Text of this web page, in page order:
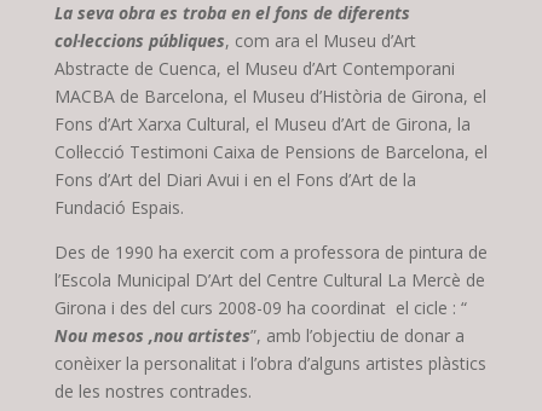
La seva obra es troba en el fons de diferents
col·leccions públiques, com ara el Museu d’Art
Abstracte de Cuenca, el Museu d’Art Contemporani
MACBA de Barcelona, el Museu d’Història de Girona, el
Fons d’Art Xarxa Cultural, el Museu d’Art de Girona, la
Col·lecció Testimoni Caixa de Pensions de Barcelona, el
Fons d’Art del Diari Avui i en el Fons d’Art de la
Fundació Espais.
Des de 1990 ha exercit com a professora de pintura de
l’Escola Municipal D’Art del Centre Cultural La Mercè de
Girona i des del curs 2008-09 ha coordinat el cicle : “
Nou mesos ,nou artistes”, amb l’objectiu de donar a
conèixer la personalitat i l’obra d’alguns artistes plàstics
de les nostres contrades.